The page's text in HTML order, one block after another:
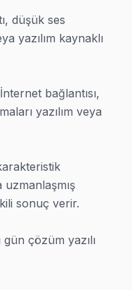
sonrası fiyat
36
düşük ses
yazılım kaynaklı
bağlantısı,
yazılım veya
sonuç verir.
çözüm yazılı